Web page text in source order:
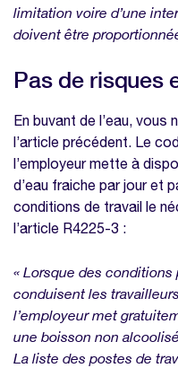
limitation voire d’une
doivent être
Pas de risques
En buvant de l’eau, vous
l’article précédent. Le
l’employeur mette à
d’eau fraiche par jour et
conditions de travail le
l’article R4225-3 :
« Lorsque des
conduisent les
l’employeur met
une boisson non
La liste des postes de